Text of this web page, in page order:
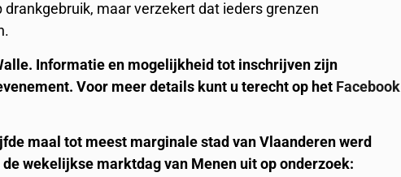
maar verzekert dat ieders grenzen
Informatie en mogelijkheid tot inschrijven zijn
Voor meer details kunt u terecht op het Facebook
maal tot meest marginale stad van Vlaanderen werd
wekelijkse marktdag van Menen uit op onderzoek: